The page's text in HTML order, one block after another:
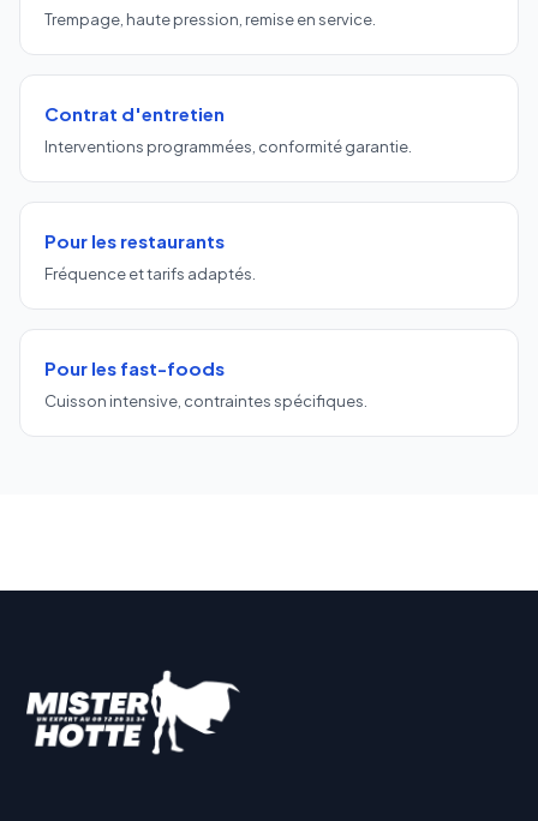
Trempage, haute pression, remise en service.
Contrat d'entretien
Interventions programmées, conformité garantie.
Pour les restaurants
Fréquence et tarifs adaptés.
Pour les fast-foods
Cuisson intensive, contraintes spécifiques.